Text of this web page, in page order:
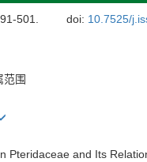
501. doi: 10.7525/
范围
Pteridaceae and Its